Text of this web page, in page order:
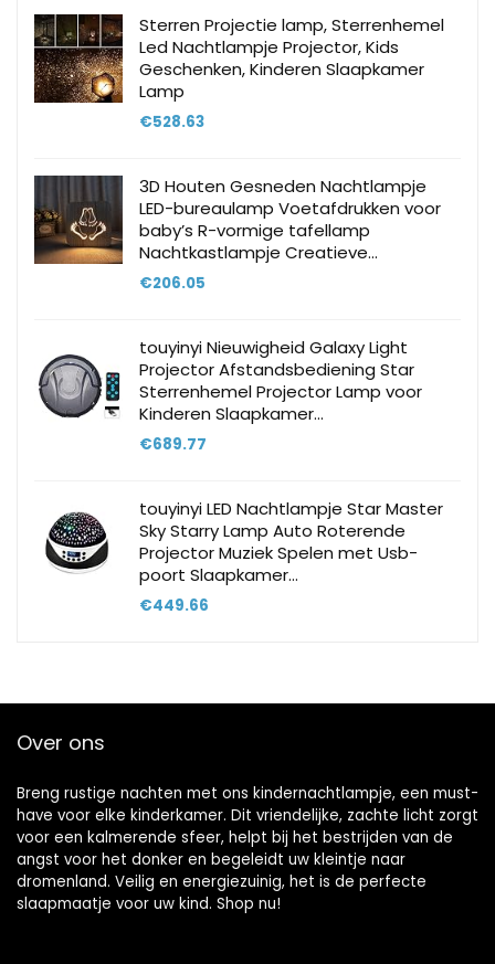
Sterren Projectie lamp, Sterrenhemel
Led Nachtlampje Projector, Kids
Geschenken, Kinderen Slaapkamer
Lamp
€528.63
3D Houten Gesneden Nachtlampje
LED-bureaulamp Voetafdrukken voor
baby’s R-vormige tafellamp
Nachtkastlampje Creatieve…
€206.05
touyinyi Nieuwigheid Galaxy Light
Projector Afstandsbediening Star
Sterrenhemel Projector Lamp voor
Kinderen Slaapkamer…
€689.77
touyinyi LED Nachtlampje Star Master
Sky Starry Lamp Auto Roterende
Projector Muziek Spelen met Usb-
poort Slaapkamer…
€449.66
Over ons
Breng rustige nachten met ons kindernachtlampje, een must-
have voor elke kinderkamer. Dit vriendelijke, zachte licht zorgt
voor een kalmerende sfeer, helpt bij het bestrijden van de
angst voor het donker en begeleidt uw kleintje naar
dromenland. Veilig en energiezuinig, het is de perfecte
slaapmaatje voor uw kind. Shop nu!